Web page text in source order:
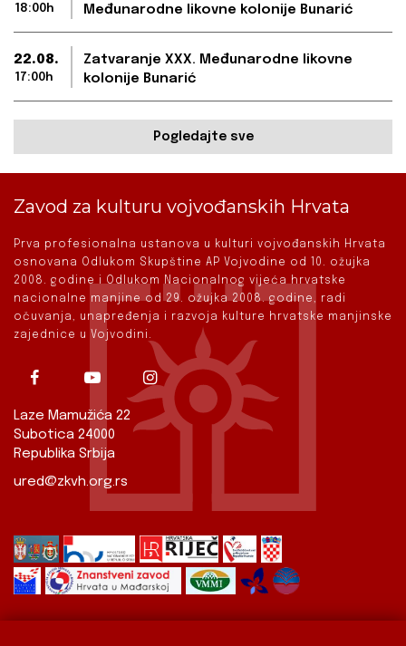
18:00h
Međunarodne likovne kolonije Bunarić
22.08.
17:00h
Zatvaranje XXX. Međunarodne likovne
kolonije Bunarić
Pogledajte sve
Zavod za kulturu vojvođanskih Hrvata
Prva profesionalna ustanova u kulturi vojvođanskih Hrvata
osnovana Odlukom Skupštine AP Vojvodine od 10. ožujka
2008. godine i Odlukom Nacionalnog vijeća hrvatske
nacionalne manjine od 29. ožujka 2008. godine, radi
očuvanja, unapređenja i razvoja kulture hrvatske manjinske
zajednice u Vojvodini.
Laze Mamužića 22
Subotica 24000
Republika Srbija
ured@zkvh.org.rs